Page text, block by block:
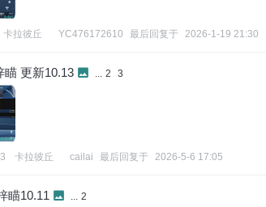
卡拉彼丘 YC476172610 最后回复于 2026-1-19 21:30
瞄 更新10.13 ... 2 3
卡拉彼丘 cailai 最后回复于 2026-5-6 17:05
瞄10.11 ... 2